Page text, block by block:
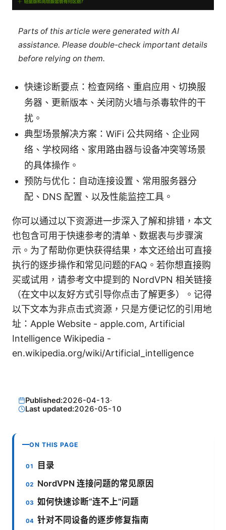
Parts of this article were generated with AI
assistance. Please double-check important details
before relying on them.
快速诊断要点：检查网络、重启应用、切换服
务器、更新版本、关闭防火墙与杀毒软件的干
扰。
典型场景解决方案：WiFi 公共网络、企业网
络、学校网络、家用路由器与设备冲突等场景
的具体操作。
预防与优化：自动连接设置、常用服务器分
配、DNS 配置、以及性能监控工具。
你可以通过以下资源进一步深入了解和排错，本文
也包含可用于快速参考的清单、数据表与步骤演
示。为了帮助你更快获得结果，本文还给出可直接
执行的逐步操作和常见问题的FAQ。若你想直接购
买或试用，请参考文中提到的 NordVPN 相关链接
（在文中以友好方式引导你点击了解更多）。记得
以下文本为非点击式资源，只是方便记忆的引用地
址：Apple Website - apple.com, Artificial
Intelligence Wikipedia -
en.wikipedia.org/wiki/Artificial_intelligence
Published:2026-04-13·
Last updated:2026-05-10
ON THIS PAGE
目录
NordVPN 连接问题的常见原因
如何快速诊断“连不上”问题
针对不同设备的逐步修复指南